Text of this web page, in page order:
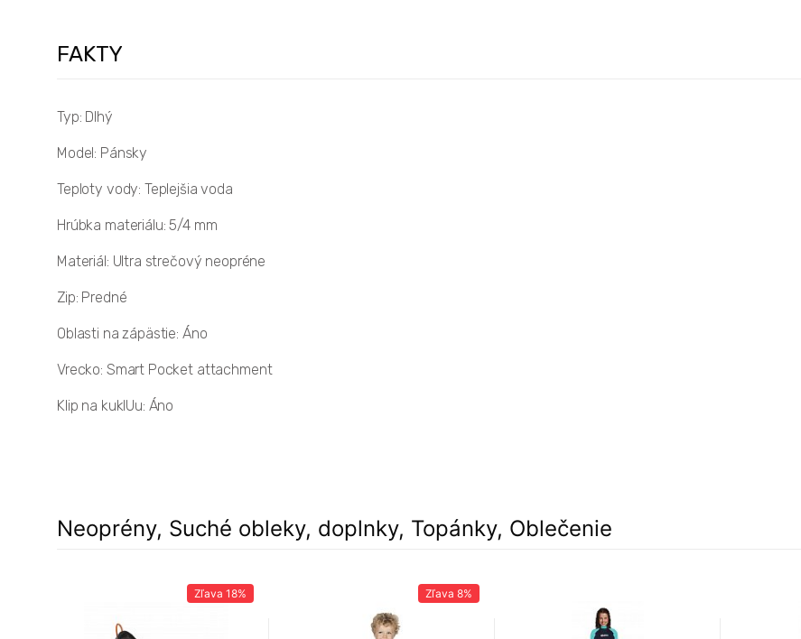
FAKTY
Typ: Dlhý
Model: Pánsky
Teploty vody: Teplejšia voda
Hrúbka materiálu: 5/4 mm
Materiál: Ultra strečový neopréne
Zip: Predné
Oblasti na zápästie: Áno
Vrecko: Smart Pocket attachment
Klip na kuklUu: Áno
Neoprény, Suché obleky, doplnky, Topánky, Oblečenie
Zľava 18% Zľava 8%